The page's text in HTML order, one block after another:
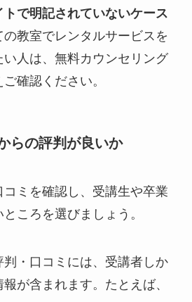
で明記されていないケース
教室でレンタルサービスを
人は、無料カウンセリング
確認ください。
らの評判が良いか
ミを確認し、受講生や卒業
ころを選びましょう。
・口コミには、受講者しか
が含まれます。たとえば、